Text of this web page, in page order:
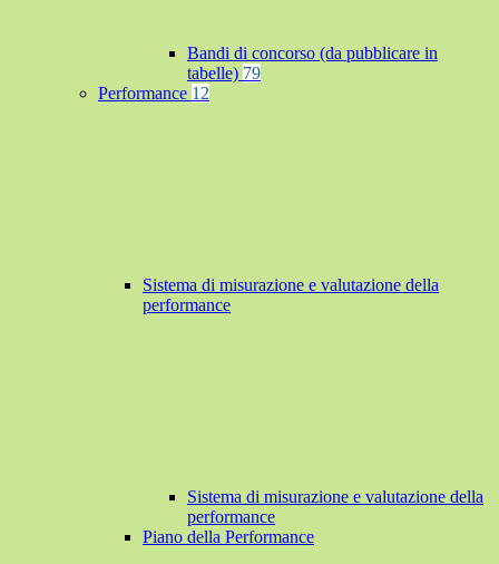
Bandi di concorso (da pubblicare in
tabelle) 79
Performance 12
Sistema di misurazione e valutazione della
performance
Sistema di misurazione e valutazione della
performance
Piano della Performance